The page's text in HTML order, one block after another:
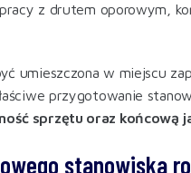
z drutem oporowym,
umieszczona w miejscu
przygotowanie
sprzętu oraz końcową
stanowiska